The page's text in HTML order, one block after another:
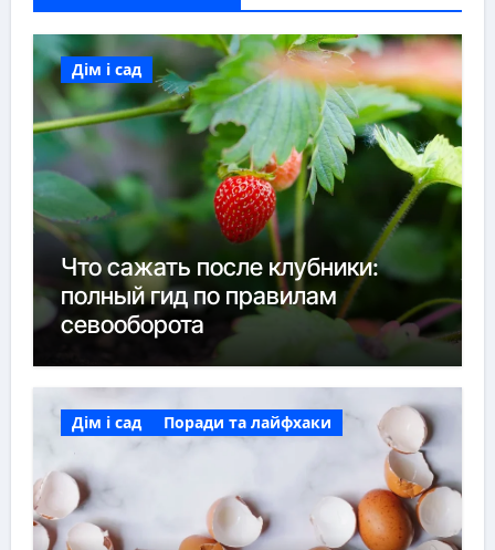
Дім і сад
Что сажать после клубники:
полный гид по правилам
севооборота
Дім і сад Поради та лайфхаки